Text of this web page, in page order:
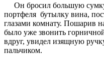
Он бросил большую сумку
портфеля бутылку вина,
глазами комнату. Пошарив
было уже звонить
вдруг, увидел изящную
пальчиком.